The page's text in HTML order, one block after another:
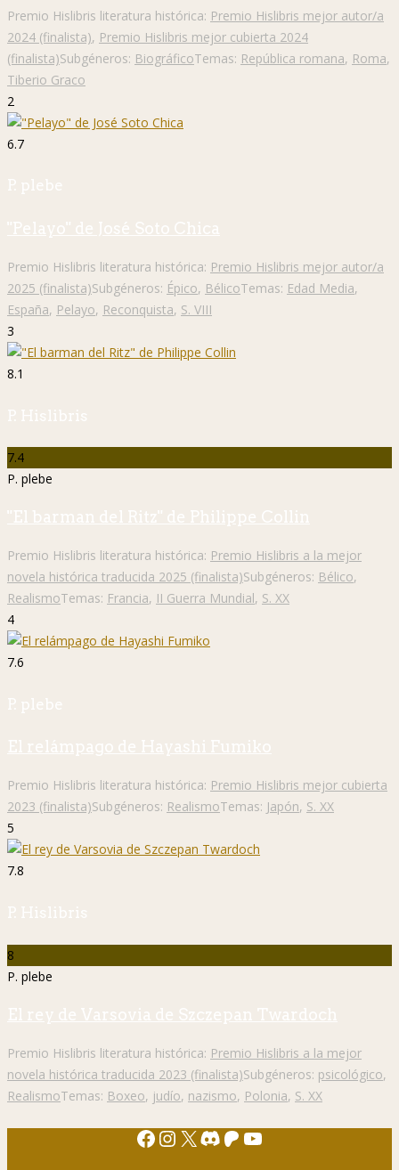
Premio Hislibris literatura histórica: Premio Hislibris mejor autor/a
2024 (finalista), Premio Hislibris mejor cubierta 2024
(finalista)Subgéneros: BiográficoTemas: República romana, Roma,
Tiberio Graco
2
6.7
P. plebe
"Pelayo" de José Soto Chica
Premio Hislibris literatura histórica: Premio Hislibris mejor autor/a
2025 (finalista)Subgéneros: Épico, BélicoTemas: Edad Media,
España, Pelayo, Reconquista, S. VIII
3
8.1
P. Hislibris
7.4
P. plebe
"El barman del Ritz" de Philippe Collin
Premio Hislibris literatura histórica: Premio Hislibris a la mejor
novela histórica traducida 2025 (finalista)Subgéneros: Bélico,
RealismoTemas: Francia, II Guerra Mundial, S. XX
4
7.6
P. plebe
El relámpago de Hayashi Fumiko
Premio Hislibris literatura histórica: Premio Hislibris mejor cubierta
2023 (finalista)Subgéneros: RealismoTemas: Japón, S. XX
5
7.8
P. Hislibris
8
P. plebe
El rey de Varsovia de Szczepan Twardoch
Premio Hislibris literatura histórica: Premio Hislibris a la mejor
novela histórica traducida 2023 (finalista)Subgéneros: psicológico,
RealismoTemas: Boxeo, judío, nazismo, Polonia, S. XX
Facebook
Instagram
X Discord
Patreon
YouTube